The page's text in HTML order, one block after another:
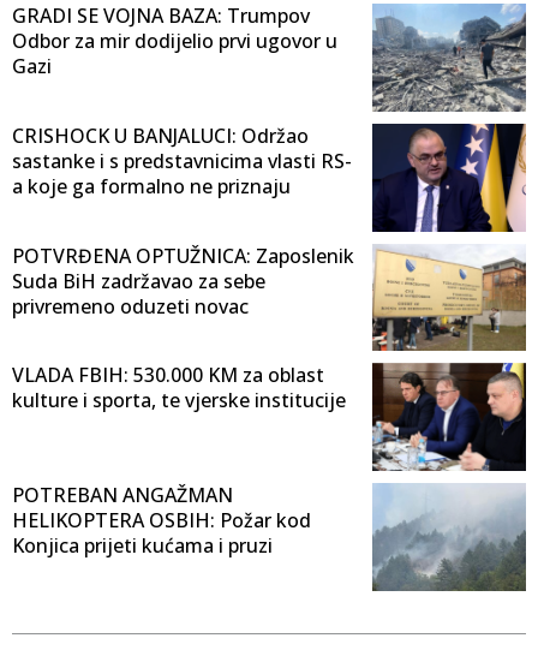
GRADI SE VOJNA BAZA: Trumpov
Odbor za mir dodijelio prvi ugovor u
Gazi
CRISHOCK U BANJALUCI: Održao
sastanke i s predstavnicima vlasti RS-
a koje ga formalno ne priznaju
POTVRĐENA OPTUŽNICA: Zaposlenik
Suda BiH zadržavao za sebe
privremeno oduzeti novac
VLADA FBIH: 530.000 KM za oblast
kulture i sporta, te vjerske institucije
POTREBAN ANGAŽMAN
HELIKOPTERA OSBIH: Požar kod
Konjica prijeti kućama i pruzi